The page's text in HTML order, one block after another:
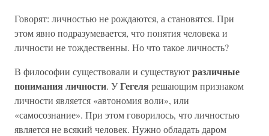
Говорят: личностью не рождаются, а становятся. При
этом явно подразумевается, что понятия человека и
личности не тождественны. Но что такое личность?
В философии существовали и существуютразличные
понимания личности. УГегеля решающим признаком
личности является «автономия воли», или
«самосознание». При этом говорилось, что личностью
является не всякий человек. Нужно обладать даром